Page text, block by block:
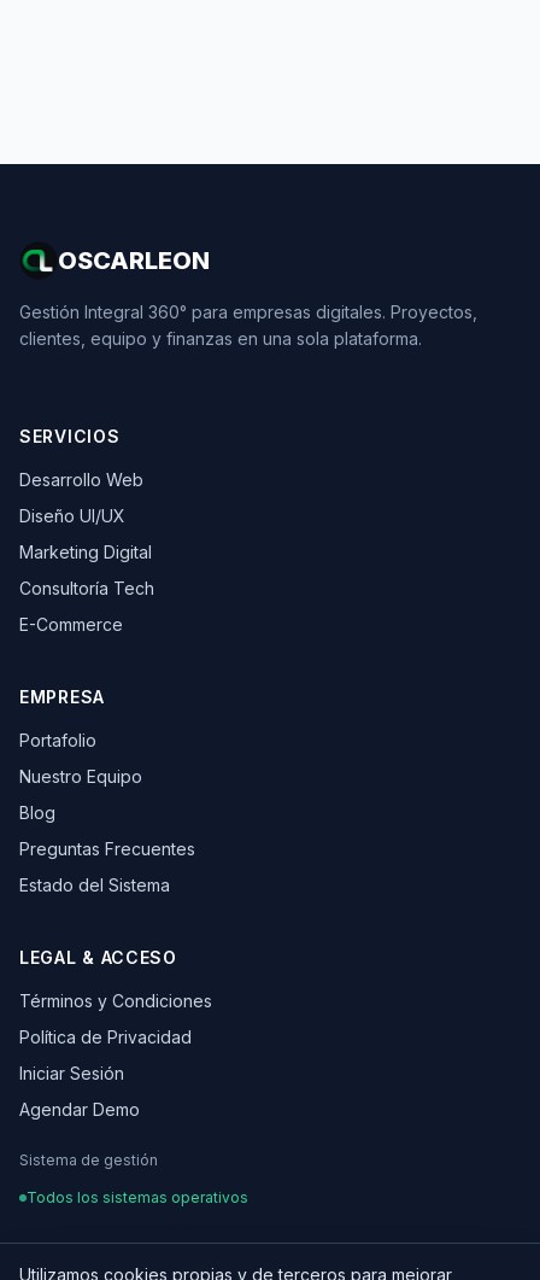
OSCARLEON
Gestión Integral 360° para empresas digitales. Proyectos,
clientes, equipo y finanzas en una sola plataforma.
SERVICIOS
Desarrollo Web
Diseño UI/UX
Marketing Digital
Consultoría Tech
E-Commerce
EMPRESA
Portafolio
Nuestro Equipo
Blog
Preguntas Frecuentes
Estado del Sistema
LEGAL & ACCESO
Términos y Condiciones
Política de Privacidad
Iniciar Sesión
Agendar Demo
Sistema de gestión
Todos los sistemas operativos
Utilizamos cookies propias y de terceros para mejorar